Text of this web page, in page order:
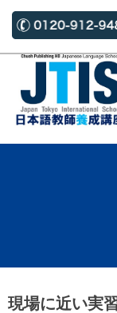
現場に近い実